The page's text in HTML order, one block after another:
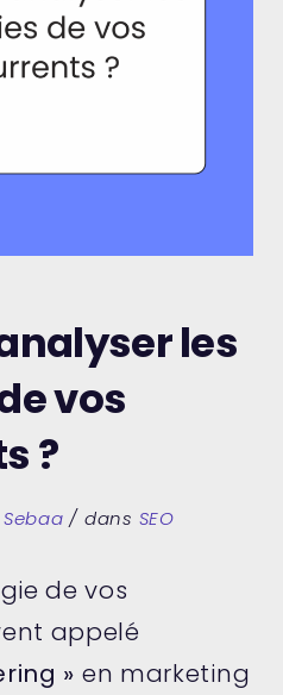
les
vos
?
dans SEO
de vos
appelé
» en marketing